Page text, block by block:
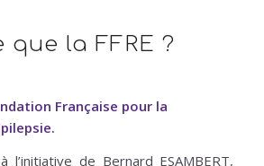
que la FFRE ?
Française pour la
l’initiative de Bernard ESAMBERT,